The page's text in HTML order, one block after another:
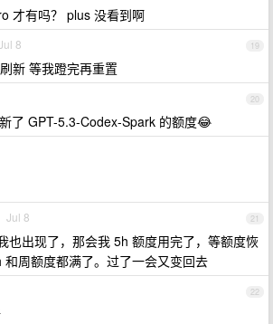
才有吗？ plus 没看到啊
19
8
新 等我蹬完再重置
20
了 GPT-5.3-Codex-Spark 的额度😂
21
Jul 8
也出现了，那会我 5h 额度用完了，等额度恢
周额度都满了。过了一会又变回去
22